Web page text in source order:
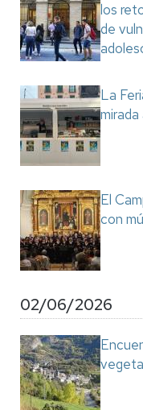
los
de
La
El
con
02/06/2026